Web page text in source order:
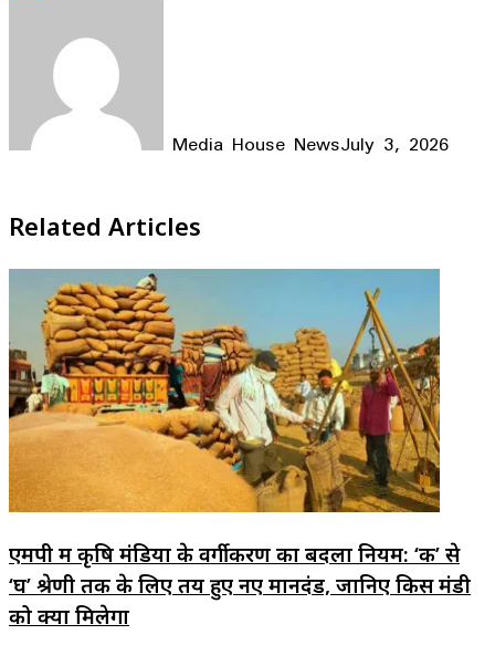
Media House NewsJuly 3, 2026
Related Articles
एमपी में कृषि मंडियों के वर्गीकरण का बदला नियम: ‘क’ से
‘घ’ श्रेणी तक के लिए तय हुए नए मानदंड, जानिए किस मंडी
को क्या मिलेगा